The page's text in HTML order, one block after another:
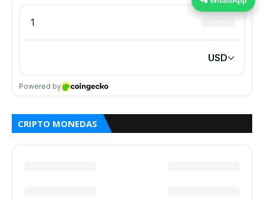
CRIPTO MONEDAS